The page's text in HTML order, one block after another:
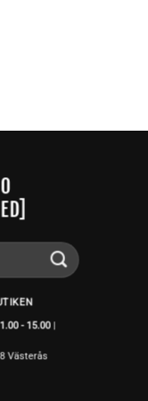
- 15.00 |
Västerås